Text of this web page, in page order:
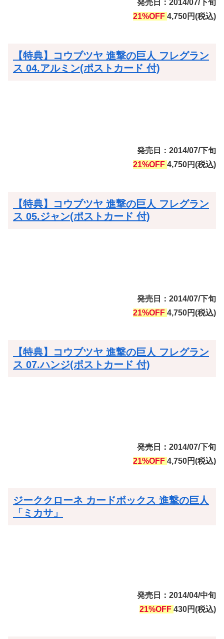
発売日：2014/07/下旬
21%OFF 4,750円(税込)
【特典】コウブツヤ 進撃の巨人 フレグラン
ス 04.アルミン(ポストカード 付)
発売日：2014/07/下旬
21%OFF 4,750円(税込)
【特典】コウブツヤ 進撃の巨人 フレグラン
ス 05.ジャン(ポストカード 付)
発売日：2014/07/下旬
21%OFF 4,750円(税込)
【特典】コウブツヤ 進撃の巨人 フレグラン
ス 07.ハンジ(ポストカード 付)
発売日：2014/07/下旬
21%OFF 4,750円(税込)
ジーククローネ カードボックス 進撃の巨人
「ミカサ」
発売日：2014/04/中旬
21%OFF 430円(税込)